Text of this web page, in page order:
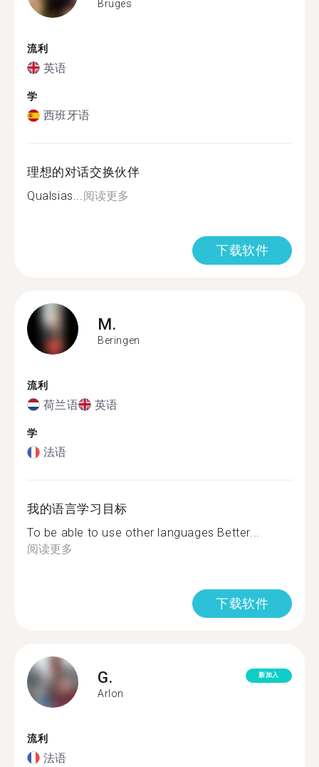
Bruges
流利
英语
学
西班牙语
理想的对话交换伙伴
Qualsias...阅读更多
下载软件
M.
Beringen
流利
荷兰语 英语
学
法语
我的语言学习目标
To be able to use other languages Better...
阅读更多
下载软件
G.
Arlon
新加入
流利
法语